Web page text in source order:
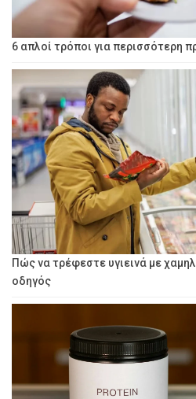
6 απλοί τρόποι για περισσότερη
Πώς να τρέφεστε υγιεινά με
οδηγός